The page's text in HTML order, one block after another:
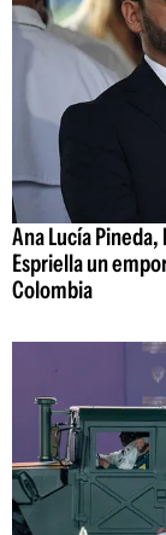
Ana Lucía
Espriella un
Colombia